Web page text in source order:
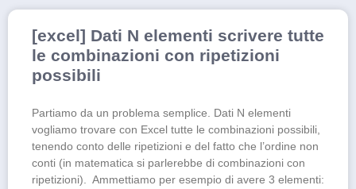
[excel] Dati N elementi scrivere tutte
le combinazioni con ripetizioni
possibili
Partiamo da un problema semplice. Dati N elementi
vogliamo trovare con Excel tutte le combinazioni possibili,
tenendo conto delle ripetizioni e del fatto che l’ordine non
conti (in matematica si parlerebbe di combinazioni con
ripetizioni). Ammettiamo per esempio di avere 3 elementi: